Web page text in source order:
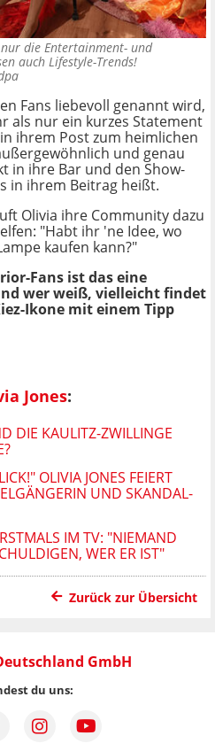
die Entertainment- und
auch Lifestyle-Trends!
Fans liebevoll genannt wird,
als nur ein kurzes Statement
ihrem Post zum heimlichen
und genau
in ihre Bar und den Show-
in ihrem Beitrag heißt.
Olivia ihre Community dazu
"Habt ihr 'ne Idee, wo
kaufen kann?"
Fans ist das eine
wer weiß, vielleicht findet
Ikone mit einem Tipp
Jones:
DIE KAULITZ-ZWILLINGE
OLIVIA JONES FEIERT
UND SKANDAL-
IM TV: "NIEMAND
WER ER IST"
Zurück zur Übersicht
GmbH
du uns: